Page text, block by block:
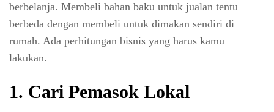
berbelanja. Membeli bahan baku untuk jualan tentu
berbeda dengan membeli untuk dimakan sendiri di
rumah. Ada perhitungan bisnis yang harus kamu
lakukan.
1. Cari Pemasok Lokal